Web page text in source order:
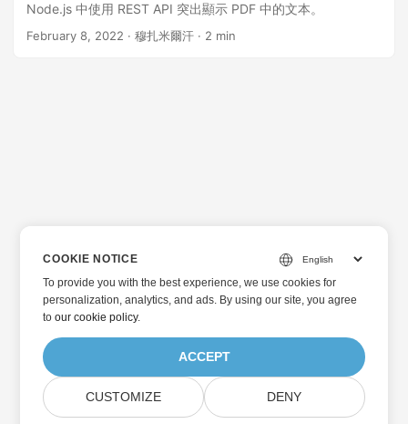
Node.js 中使用 REST API 突出顯示 PDF 中的文本。
February 8, 2022 · 穆扎米爾汗 · 2 min
COOKIE NOTICE
To provide you with the best experience, we use cookies for
personalization, analytics, and ads. By using our site, you agree
toour cookie policy.
ACCEPT
CUSTOMIZE DENY